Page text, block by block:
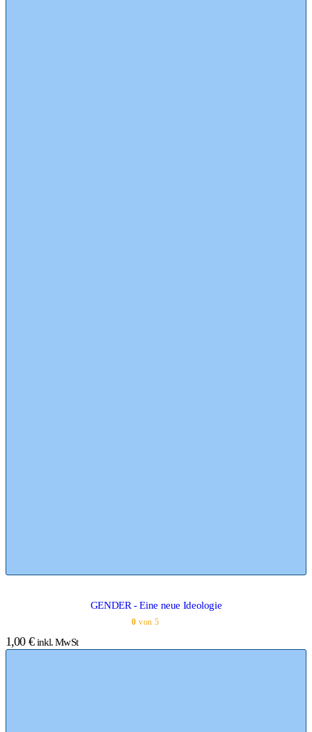
GENDER - Eine neue Ideologie
0 von 5
1,00 € inkl. MwSt